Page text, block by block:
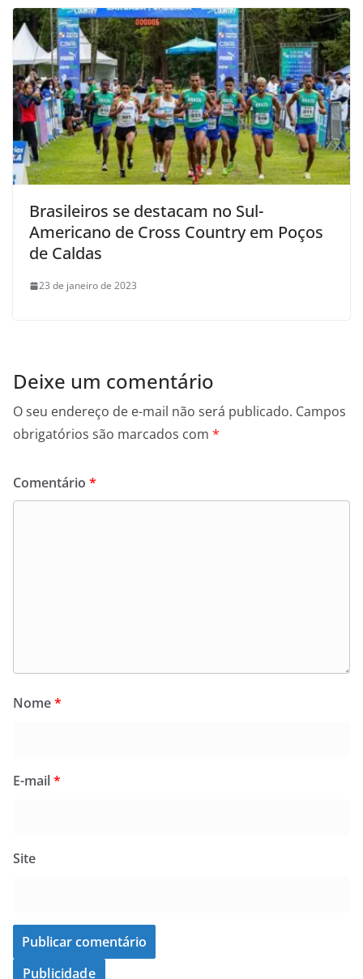
Brasileiros se destacam no Sul-
Americano de Cross Country em Poços
de Caldas
23 de janeiro de 2023
Deixe um comentário
O seu endereço de e-mail não será publicado. Campos
obrigatórios são marcados com *
Comentário *
Nome*
E-mail*
Site
Publicidade